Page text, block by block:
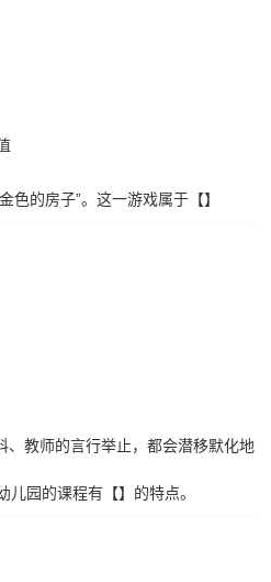
色的房子”。这一游戏属于【】
、教师的言行举止，都会潜移默化地
园的课程有【】的特点。